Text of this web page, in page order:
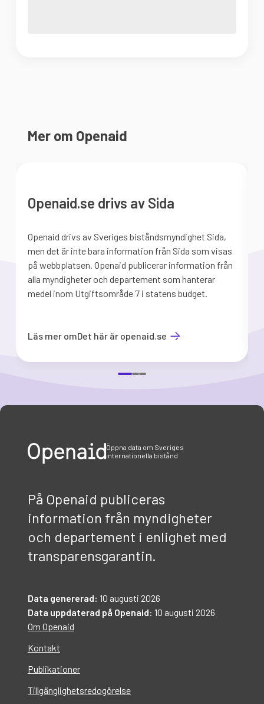
Mer om Openaid
Openaid.se drivs av Sida
Openaid drivs av Sveriges biståndsmyndighet Sida,
men det är inte bara information från Sida som visas
på webbplatsen. Openaid publicerar information från
alla myndigheter och departement som hanterar
medel inom Utgiftsområde 7 i statens budget.
Läs mer omDet här är openaid.se
Öppna data om Sveriges
internationella bistånd
På Openaid publiceras
information från myndigheter
och departement i enlighet med
transparensgarantin.
Data genererad: 10 augusti 2026
Data uppdaterad på Openaid: 10 augusti 2026
Om Openaid
Kontakt
Publikationer
Tillgänglighetsredogörelse